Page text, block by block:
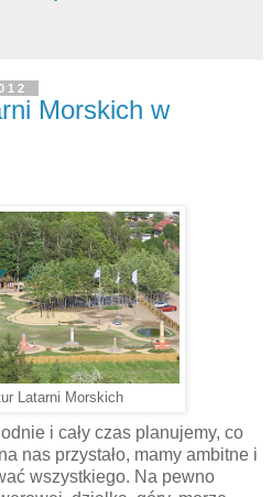
Morskich w
Latarni Morskich
i cały czas planujemy, co
nas przystało, mamy ambitne i
wszystkiego. Na pewno